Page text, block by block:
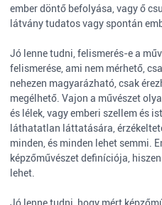
ember döntő befolyása, vagy ő
látvány tudatos vagy spontán
Jó lenne tudni, felismerés-e a
felismerése, ami nem mérhető,
nehezen magyarázható, csak
megélhető. Vajon a művészet
és lélek, vagy emberi szellem és
láthatatlan láttatására,
minden, és minden lehet semmi.
képzőművészet definíciója,
lehet.